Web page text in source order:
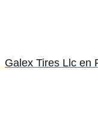
Galex Tires Llc en